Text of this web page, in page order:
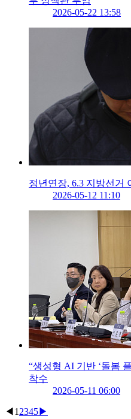
2026-05-22 13:58
정년연장, 6.3 지방선거
2026-05-12 11:10
“생성형 AI 기반 ‘돌봄
착수
2026-05-11 06:00
◀ 1 2345▶